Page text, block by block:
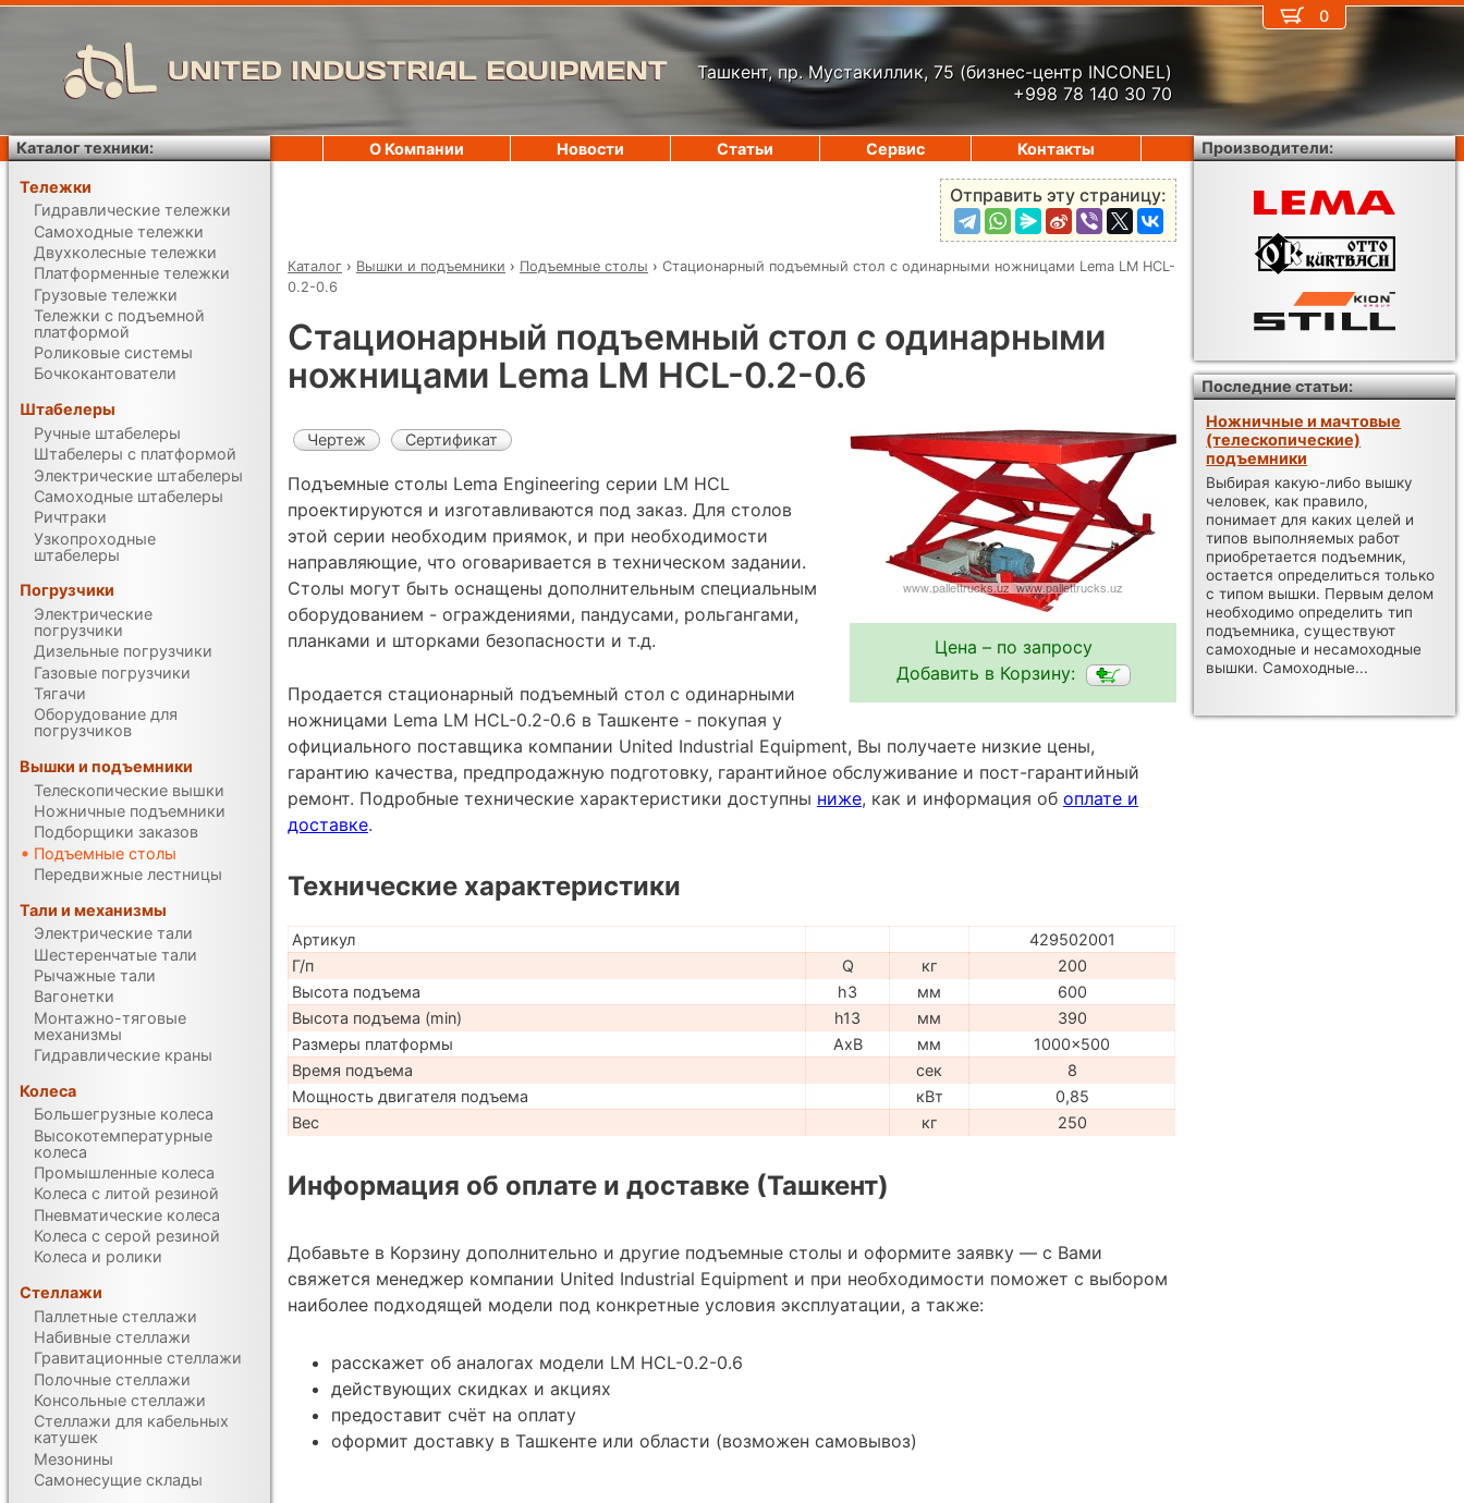
UNITED INDUSTRIAL EQUIPMENT Ташкент, пр. Мустакиллик, 75 (бизнес-центр INCONEL)
+998 78 140 30 70
Отправить эту страницу:
Каталог › Вышки и подъемники › Подъемные столы › Стационарный подъемный стол с одинарными ножницами Lema LM HCL-
0.2-0.6
Стационарный подъемный стол с одинарными
ножницами Lema LM HCL-0.2-0.6
Цена – по запросу
Добавить в Корзину:
Чертеж Сертификат
Подъемные столы Lema Engineering серии LM HCL
проектируются и изготавливаются под заказ. Для столов
этой серии необходим приямок, и при необходимости
направляющие, что оговаривается в техническом задании.
Столы могут быть оснащены дополнительным специальным
оборудованием - ограждениями, пандусами, рольгангами,
планками и шторками безопасности и т.д.
Продается стационарный подъемный стол с одинарными
ножницами Lema LM HCL-0.2-0.6 в Ташкенте - покупая у
официального поставщика компании United Industrial Equipment, Вы получаете низкие цены,
гарантию качества, предпродажную подготовку, гарантийное обслуживание и пост-гарантийный
ремонт. Подробные технические характеристики доступны ниже, как и информация об оплате и
доставке.
Технические характеристики
Артикул
429502001
Г/п
Q кг
200
Высота подъема
h3 мм
600
Высота подъема (min)
h13 мм
390
Размеры платформы
AxB мм
1000x500
Время подъема
сек
8
Мощность двигателя подъема
кВт
0,85
Вес
кг 250
Информация об оплате и доставке (Ташкент)
Добавьте в Корзину дополнительно и другие подъемные столы и оформите заявку — с Вами
свяжется менеджер компании United Industrial Equipment и при необходимости поможет с выбором
наиболее подходящей модели под конкретные условия эксплуатации, а также:
расскажет об аналогах модели LM HCL-0.2-0.6
действующих скидках и акциях
предоставит счёт на оплату
оформит доставку в Ташкенте или области (возможен самовывоз)
0
О Компании Новости Статьи Сервис Контакты
Каталог техники:
Тележки
Гидравлические тележки
Самоходные тележки
Двухколесные тележки
Платформенные тележки
Грузовые тележки
Тележки с подъемной
платформой
Роликовые системы
Бочкокантователи
Штабелеры
Ручные штабелеры
Штабелеры с платформой
Электрические штабелеры
Самоходные штабелеры
Ричтраки
Узкопроходные
штабелеры
Погрузчики
Электрические
погрузчики
Дизельные погрузчики
Газовые погрузчики
Тягачи
Оборудование для
погрузчиков
Вышки и подъемники
Телескопические вышки
Ножничные подъемники
Подборщики заказов
Подъемные столы
Передвижные лестницы
Тали и механизмы
Электрические тали
Шестеренчатые тали
Рычажные тали
Вагонетки
Монтажно-тяговые
механизмы
Гидравлические краны
Колеса
Большегрузные колеса
Высокотемпературные
колеса
Промышленные колеса
Колеса с литой резиной
Пневматические колеса
Колеса с серой резиной
Колеса и ролики
Стеллажи
Паллетные стеллажи
Набивные стеллажи
Гравитационные стеллажи
Полочные стеллажи
Консольные стеллажи
Стеллажи для кабельных
катушек
Мезонины
Самонесущие склады
Производители:
Последние статьи:
Ножничные и мачтовые
(телескопические)
подъемники
Выбирая какую-либо вышку
человек, как правило,
понимает для каких целей и
типов выполняемых работ
приобретается подъемник,
остается определиться только
с типом вышки. Первым делом
необходимо определить тип
подъемника, существуют
самоходные и несамоходные
вышки. Самоходные...